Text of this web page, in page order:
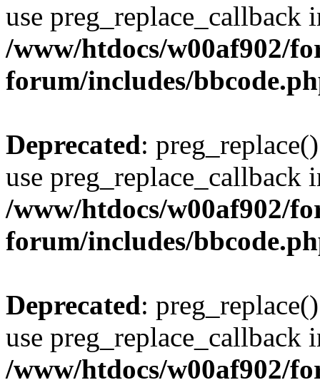
use preg_replace_callback
/www/htdocs/w00af902/
forum/includes/
Deprecated:
use preg_replace_callback
/www/htdocs/w00af902/
forum/includes/
Deprecated:
use preg_replace_callback
/www/htdocs/w00af902/